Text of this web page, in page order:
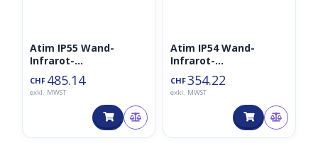
Atim IP55 Wand-
Infrarot-
Detektionssensor 180°
– ACW/PIR180-O
CHF 485.14
exkl. MWST
Atim IP54 Wand-
Infrarot-
Detektionssensor 90°
– ACW/PIR90-O
CHF354.22
exkl. MWST